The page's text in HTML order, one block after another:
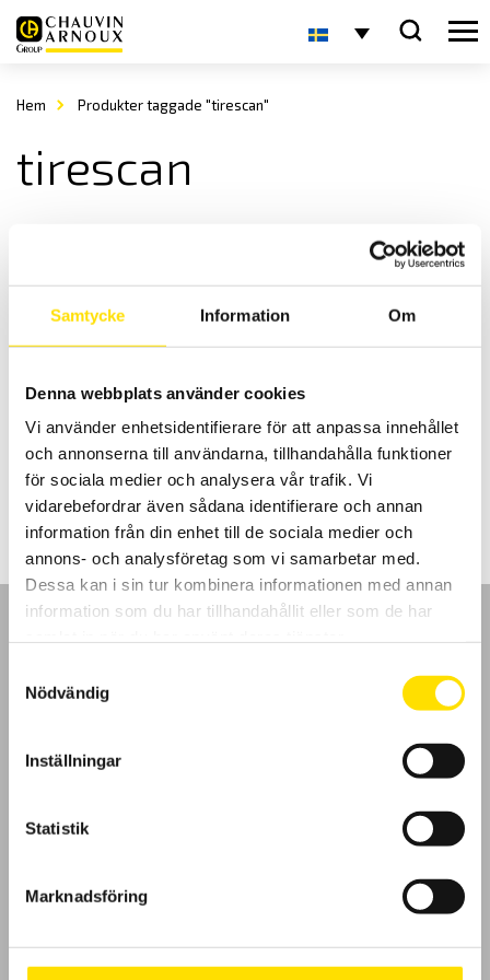
Samtycke Information Om
Denna webbplats använder cookies
Vi använder enhetsidentifierare för att anpassa innehållet
och annonserna till användarna, tillhandahålla funktioner
för sociala medier och analysera vår trafik. Vi
vidarebefordrar även sådana identifierare och annan
information från din enhet till de sociala medier och
annons- och analysföretag som vi samarbetar med.
Dessa kan i sin tur kombinera informationen med annan
information som du har tillhandahållit eller som de har
Nödvändig
Inställningar
Statistik
Marknadsföring
Hem Produkter taggade "tirescan"
tirescan
Tekscan tryckmätning TireScan
Yttrycksmätning för däck.
LÄS MER